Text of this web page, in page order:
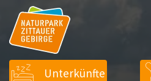
Unterkünfte